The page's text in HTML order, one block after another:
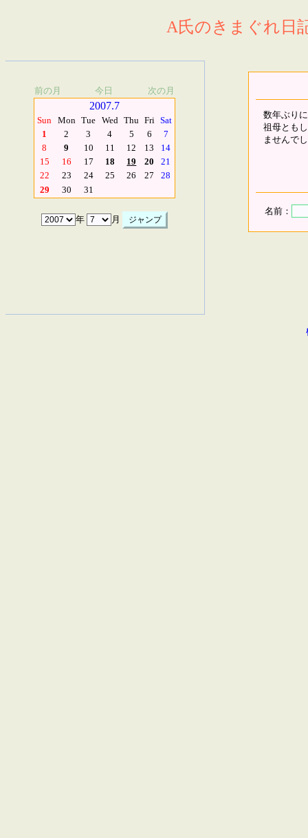
A氏のきまぐれ日
前の月 今日 次の月
2007.7
Sun Mon Tue Wed Thu Fri Sat
1
2 3 4 5 6
7
8
9 10 11 12 13
14
15
16 17 18 19 20
21
22
23 24 25 26 27
28
29
30 31
年 月
数年ぶり
祖母とも
ませんで
名前：